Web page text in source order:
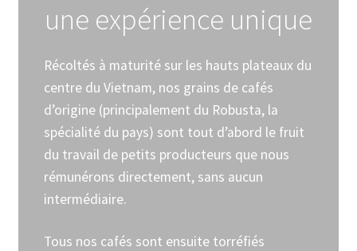
une expérience unique
Récoltés à maturité sur les hauts plateaux du
centre du Vietnam, nos grains de cafés
d’origine (principalement du Robusta, la
spécialité du pays) sont tout d’abord le fruit
du travail de petits producteurs que nous
rémunérons directement, sans aucun
intermédiaire.
Tous nos cafés sont ensuite torréfiés